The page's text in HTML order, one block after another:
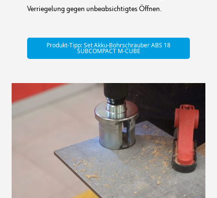
Verriegelung gegen unbeabsichtigtes Öffnen.
Produkt-Tipp: Set Akku-Bohrschrauber ABS 18
SUBCOMPACT M-CUBE